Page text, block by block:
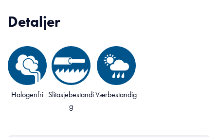
Detaljer
Halogenfri Slitasjebestandi
g
Værbestandig